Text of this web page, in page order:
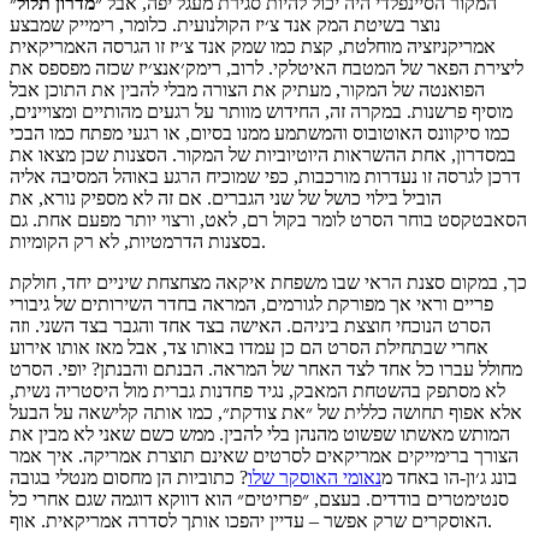
נוצר בשיטת המק אנד צ׳יז הקולנועית. כלומר, רימייק שמבצע
אמריקניזציה מוחלטת, קצת כמו שמק אנד צ׳יז זו הגרסה האמריקאית
ליצירת הפאר של המטבח האיטלקי. לרוב, רימק׳אנצ׳יז שכזה מפספס את
הפואנטה של המקור, מעתיק את הצורה מבלי להבין את התוכן אבל
מוסיף פרשנות. במקרה זה, החידוש מוותר על רגעים מהותיים ומצויינים,
כמו סיקוונס האוטובוס והמשתמע ממנו בסיום, או רגעי מפתח כמו הבכי
במסדרון, אחת ההשראות היוטיוביות של המקור. הסצנות שכן מצאו את
דרכן לגרסה זו נעדרות מורכבות, כפי שמוכיח הרגע באוהל המסיבה אליה
הוביל בילוי כושל של שני הגברים. אם זה לא מספיק נורא, את
הסאבטקסט בוחר הסרט לומר בקול רם, לאט, ורצוי יותר מפעם אחת. גם
בסצנות הדרמטיות, לא רק הקומיות.
כך, במקום סצנת הראי שבו משפחת איקאה מצחצחת שיניים יחד, חולקת
פריים וראי אך מפורקת לגורמים, המראה בחדר השירותים של גיבורי
הסרט הנוכחי חוצצת ביניהם. האישה בצד אחד והגבר בצד השני. וזה
אחרי שבתחילת הסרט הם כן עמדו באותו צד, אבל מאז אותו אירוע
מחולל עברו כל אחד לצד האחר של המראה. הבנתם והבנתן? יופי. הסרט
לא מסתפק בהשטחת המאבק, נגיד פחדנות גברית מול היסטריה נשית,
אלא אפוף תחושה כללית של ״את צודקת״, כמו אותה קלישאה על הבעל
המותש מאשתו שפשוט מהנהן בלי להבין. ממש כשם שאני לא מבין את
הצורך ברימייקים אמריקאים לסרטים שאינם תוצרת אמריקה. איך אמר
בונג ג׳ון-הו באחד מנאומי האוסקר שלו? כתוביות הן מחסום מנטלי בגובה
סנטימטרים בודדים. בעצם, ״פרזיטים״ הוא דווקא דוגמה שגם אחרי כל
האוסקרים שרק אפשר – עדיין יהפכו אותך לסדרה אמריקאית. אוף.